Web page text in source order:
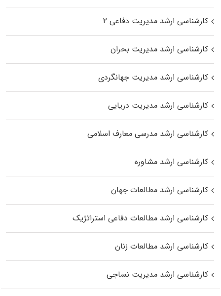
کارشناسی ارشد مدیریت دفاعی ۲
کارشناسی ارشد مدیریت بحران
کارشناسی ارشد مدیریت جهانگردی
کارشناسی ارشد مدیریت دریایی
کارشناسی ارشد مدرسی معارف اسلامی
کارشناسی ارشد مشاوره
کارشناسی ارشد مطالعات جهان
کارشناسی ارشد مطالعات دفاعی استراتژیک
کارشناسی ارشد مطالعات زنان
کارشناسی ارشد مدیریت نساجی